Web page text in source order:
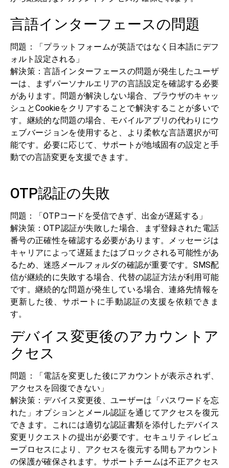
言語インターフェースの問題
問題：「プラットフォームが英語ではなく日本語にデフ
ォルト設定される」
解決策：言語インターフェースの問題が発生したユーザ
ーは、まずパーソナルエリアの言語設定を確認する必要
があります。問題が解決しない場合、ブラウザのキャッ
シュとCookieをクリアすることで解決することが多いで
す。継続的な問題の場合、モバイルアプリの代わりにウ
ェブバージョンを使用すると、より柔軟な言語選択が可
能です。必要に応じて、サポートが地域固有の設定と手
動での言語変更を支援できます。
OTP認証の失敗
問題：「OTPコードを受信できず、出金が遅延する」
解決策：OTP認証が失敗した場合、まず登録された電話
番号の正確性を確認する必要があります。メッセージは
キャリアによって遅延またはブロックされる可能性があ
るため、迷惑メールフォルダの確認が重要です。SMS配
信が継続的に失敗する場合、代替の認証方法が利用可能
です。継続的な問題が発生している場合、連絡先情報を
更新した後、サポートに手動認証の支援を依頼できま
す。
デバイス変更後のアカウントア
クセス
問題：「電話を変更した後にアカウントが表示されず、
アクセスを回復できない」
解決策：デバイス変更後、ユーザーは「パスワードを忘
れた」オプションとメール認証を通じてアクセスを復元
できます。これには適切な認証書類を添付したデバイス
変更リクエストの提出が必要です。セキュリティレビュ
ープロセスにより、アクセスを復元する間もアカウント
の保護が確保されます。サポートチームは不正アクセス